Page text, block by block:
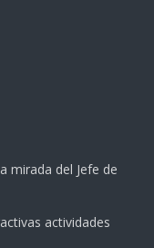
mirada del Jefe de
actividades